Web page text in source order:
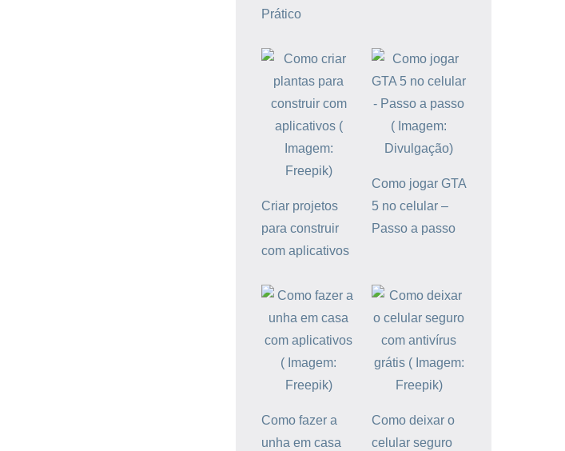
Prático
Criar projetos
para construir
com aplicativos
Como jogar GTA
5 no celular –
Passo a passo
Como fazer a
unha em casa
Como deixar o
celular seguro